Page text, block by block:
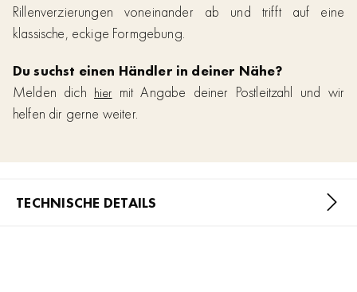
Rillenverzierungen voneinander ab und trifft auf eine
klassische, eckige Formgebung.
Du suchst einen Händler in deiner Nähe?
Melden dich hier mit Angabe deiner Postleitzahl und wir
helfen dir gerne weiter.
TECHNISCHE DETAILS